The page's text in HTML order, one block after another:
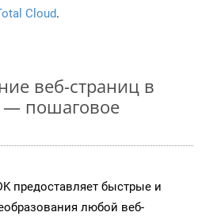
Cloud.
веб-страниц в
— пошаговое
предоставляет быстрые и
любой веб-